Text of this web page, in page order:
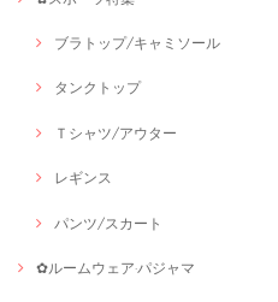
ブラトップ/キャミソール
タンクトップ
Ｔシャツ/アウター
レギンス
パンツ/スカート
✿ルームウェア·パジャマ